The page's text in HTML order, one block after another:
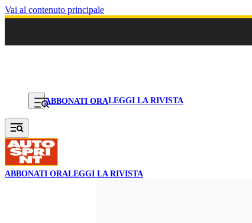
Vai al contenuto principale
ABBONATI ORALEGGI LA RIVISTA
ABBONATI ORALEGGI LA RIVISTA